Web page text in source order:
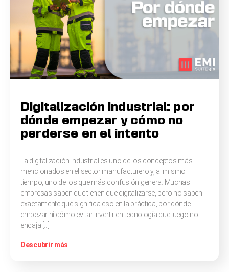
Digitalización industrial: por
dónde empezar y cómo no
perderse en el intento
La digitalización industrial es uno de los conceptos más
mencionados en el sector manufacturero y, al mismo
tiempo, uno de los que más confusión genera. Muchas
empresas saben que tienen que digitalizarse, pero no saben
exactamente qué significa eso en la práctica, por dónde
empezar ni cómo evitar invertir en tecnología que luego no
encaja […]
Descubrir más